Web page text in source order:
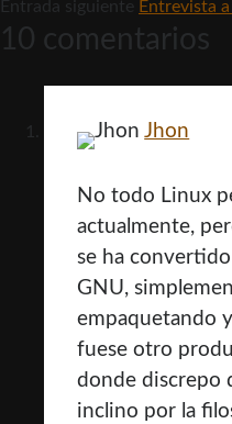
Entrada siguiente Entrevista
10 comentarios
Jhon
No todo Linux
actualmente,
se ha
GNU,
empaquetando
fuese otro
donde discrepo
inclino por la